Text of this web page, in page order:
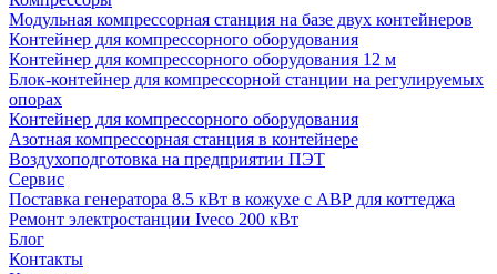
Модульная компрессорная станция на базе двух контейнеров
Контейнер для компрессорного оборудования
Контейнер для компрессорного оборудования 12 м
Блок-контейнер для компрессорной станции на регулируемых
опорах
Контейнер для компрессорного оборудования
Азотная компрессорная станция в контейнере
Воздухоподготовка на предприятии ПЭТ
Сервис
Поставка генератора 8.5 кВт в кожухе с АВР для коттеджа
Ремонт электростанции Iveco 200 кВт
Блог
Контакты